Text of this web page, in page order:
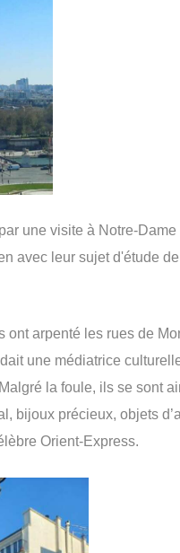
une visite à Notre-
avec leur sujet d'étude
arpenté les rues de
une médiatrice
la foule, ils se sont
bijoux précieux, objets
Orient-Express.